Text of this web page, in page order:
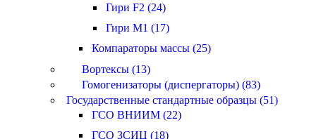
Гири F2 (24)
Гири M1 (17)
Компараторы массы (25)
Вортексы (13)
Гомогенизаторы (диспергаторы) (83)
Государственные стандартные образцы (51)
ГСО ВНИИМ (22)
ГСО ЗСИЦ (18)